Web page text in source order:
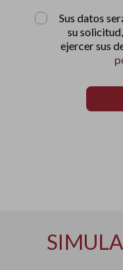
Sus datos
su
ejercer sus